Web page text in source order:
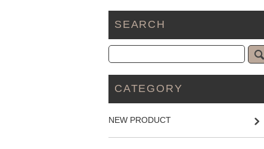
SEARCH
CATEGORY
NEW PRODUCT